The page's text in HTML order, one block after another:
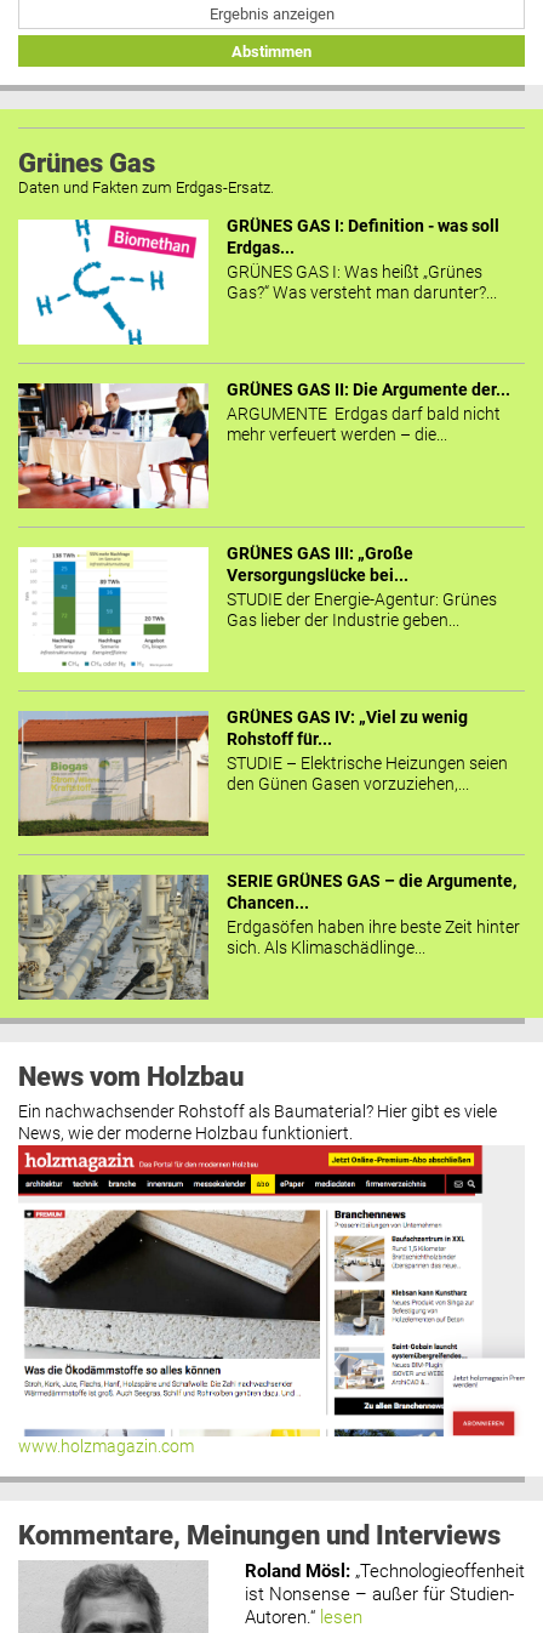
Ergebnis anzeigen
Abstimmen
Grünes Gas
Daten und Fakten zum Erdgas-Ersatz.
GRÜNES GAS I: Definition - was soll
Erdgas...
GRÜNES GAS I: Was heißt „Grünes
Gas?“ Was versteht man darunter?...
GRÜNES GAS II: Die Argumente der...
ARGUMENTE Erdgas darf bald nicht
mehr verfeuert werden – die...
GRÜNES GAS III: „Große
Versorgungslücke bei...
STUDIE der Energie-Agentur: Grünes
Gas lieber der Industrie geben...
GRÜNES GAS IV: „Viel zu wenig
Rohstoff für...
STUDIE – Elektrische Heizungen seien
den Günen Gasen vorzuziehen,...
SERIE GRÜNES GAS – die Argumente,
Chancen...
Erdgasöfen haben ihre beste Zeit hinter
sich. Als Klimaschädlinge...
News vom Holzbau
Ein nachwachsender Rohstoff als Baumaterial? Hier gibt es viele
News, wie der moderne Holzbau funktioniert.
www.holzmagazin.com
Kommentare, Meinungen und Interviews
Roland Mösl : „Technologieoffenheit
ist Nonsense – außer für Studien-
Autoren.“ lesen